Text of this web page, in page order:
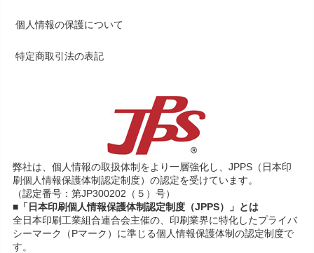
個人情報の保護について
特定商取引法の表記
弊社は、個人情報の取扱体制をより一層強化し、JPPS（日本印
刷個人情報保護体制認定制度）の認定を受けています。
（認定番号：第JP300202（５）号）
■「日本印刷個人情報保護体制認定制度（JPPS）」とは
全日本印刷工業組合連合会主催の、印刷業界に特化したプライバ
シーマーク（Pマーク）に準じる個人情報保護体制の認定制度で
す。